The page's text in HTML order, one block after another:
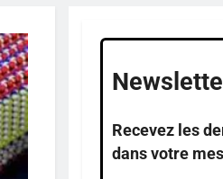
Recevez les
dans votre